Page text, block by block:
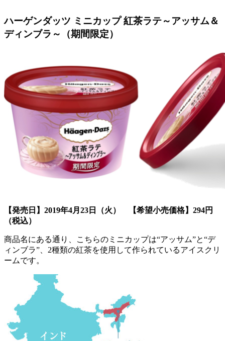
ハーゲンダッツ ミニカップ 紅茶ラテ～アッサム＆
ディンブラ～（期間限定）
【発売日】2019年4月23日（火） 【希望小売価格】294円
（税込）
商品名にある通り、こちらのミニカップは“アッサム”と“デ
ィンブラ”、2種類の紅茶を使用して作られているアイスクリ
ームです。